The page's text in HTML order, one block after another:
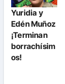
Yuridia y
Edén Muñoz
¡Terminan
borrachísim
os!